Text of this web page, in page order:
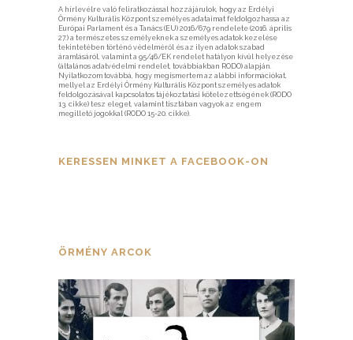
A hírlevélre való feliratkozással hozzájárulok, hogy az Erdélyi
Örmény Kulturális Központ személyes adataimat feldolgozhassa az
Európai Parlament és a Tanács (EU) 2016/679 rendelete (2016. április
27.) a természetes személyeknek a személyes adatok kezelése
tekintetében történő védelméről és az ilyen adatok szabad
áramlásáról, valamint a 95/46/EK rendelet hatályon kívül helyezése
(általános adatvédelmi rendelet, továbbiakban RODO) alapján.
Nyilatkozom továbbá, hogy megismertem az alábbi információkat,
mellyel az Erdélyi Örmény Kulturális Központ személyes adatok
feldolgozásával kapcsolatos tájékoztatási kötelezettségének (RODO
13. cikke) tesz eleget, valamint tisztában vagyok az engem
megillető jogokkal (RODO 15-20. cikke).
KERESSEN MINKET A FACEBOOK-ON
ÖRMÉNY ARCOK